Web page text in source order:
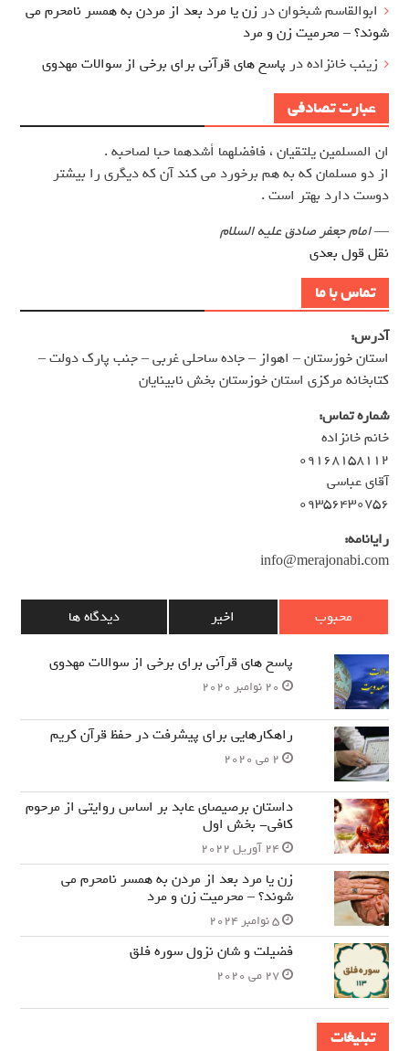
ابوالقاسم شبخواندر زن یا مرد بعد از مردن به همسر نامحرم می
شوند؟ – محرمیت زن و مرد
زینب خانزادهدر پاسخ های قرآنی برای برخی از سوالات مهدوی
عبارت تصادفی
ان المسلمين يلتقيان ، فافضلهما أشدهما حبا لصاحبه .
از دو مسلمان كه به هم برخورد مي كند آن كه ديگري را بيشتر
دوست دارد بهتر است .
—امام جعفر صادق علیه السلام
نقل قول بعدی
تماس با ما
آدرس:
استان خوزستان – اهواز – جاده ساحلی غربی – جنب پارک دولت –
کتابخانه مرکزی استان خوزستان بخش نابینایان
شماره تماس:
خانم خانزاده
۰۹۱۶۸۱۵۸۱۱۲
آقای عباسی
۰۹۳۵۶۴۳۰۷۵۶
رایانامه:
info@merajonabi.com
محبوب اخیر دیدگاه ها
پاسخ های قرآنی برای برخی از سوالات مهدوی
20 نوامبر 2020
راهکارهایی برای پیشرفت در حفظ قرآن کریم
2 می 2020
داستان برصیصای عابد بر اساس روایتی از مرحوم
کافی- بخش اول
24 آوریل 2022
زن یا مرد بعد از مردن به همسر نامحرم می
شوند؟ – محرمیت زن و مرد
5 نوامبر 2024
فضیلت و شان نزول سوره فلق
27 می 2020
تبلیغات